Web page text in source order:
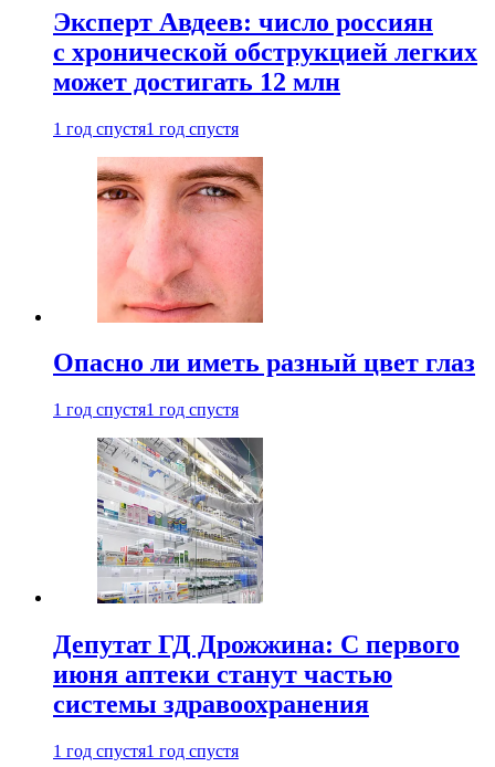
Эксперт Авдеев: число россиян
с хронической обструкцией легких
может достигать 12 млн
1 год спустя1 год спустя
Опасно ли иметь разный цвет глаз
1 год спустя1 год спустя
Депутат ГД Дрожжина: С первого
июня аптеки станут частью
системы здравоохранения
1 год спустя1 год спустя